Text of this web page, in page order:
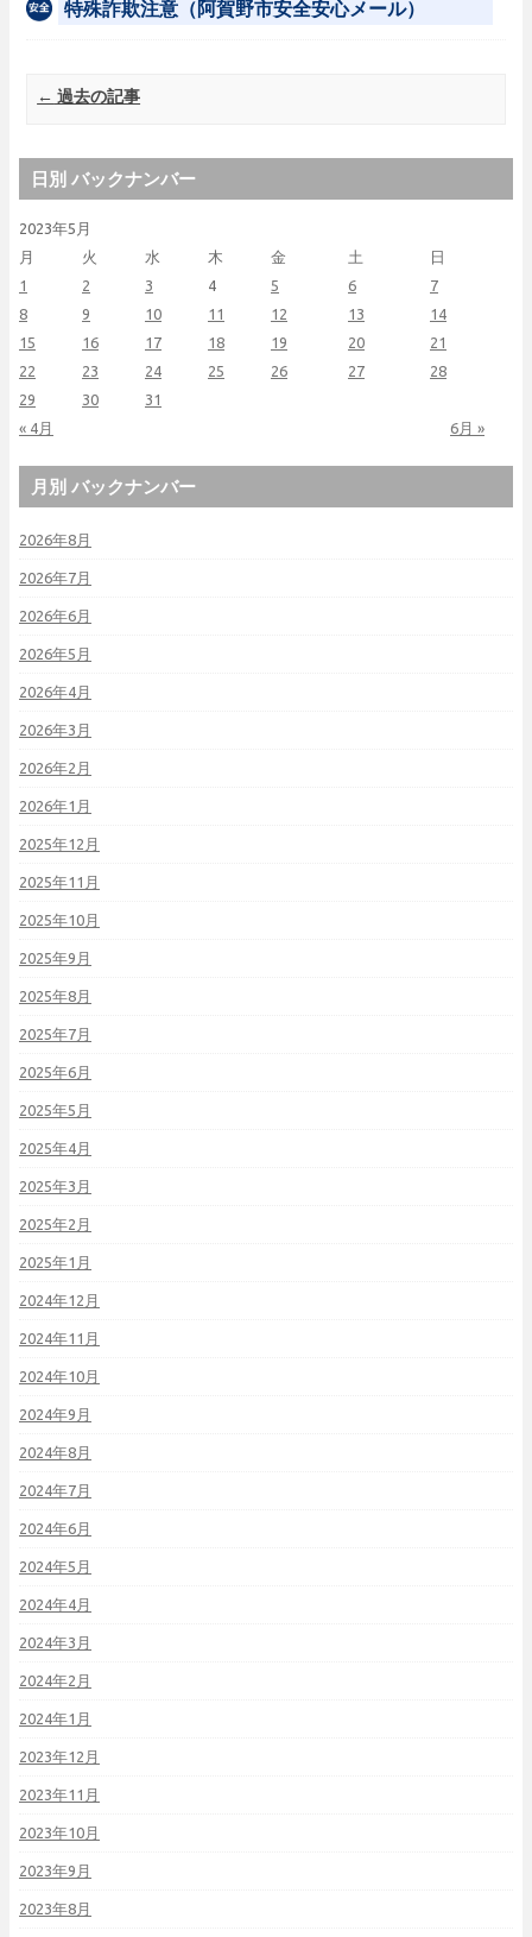
特殊詐欺注意（阿賀野市安全安心メール）
Post navigation
← 過去の記事
日別 バックナンバー
2023年5月
月
火 水 木 金 土 日
« 4月 6月 »
1 2 3 4 5 6
7
8
9 10 11 12 13
14
15
16 17 18 19 20
21
22
23 24 25 26 27
28
29
30 31
月別 バックナンバー
2026年8月
2026年7月
2026年6月
2026年5月
2026年4月
2026年3月
2026年2月
2026年1月
2025年12月
2025年11月
2025年10月
2025年9月
2025年8月
2025年7月
2025年6月
2025年5月
2025年4月
2025年3月
2025年2月
2025年1月
2024年12月
2024年11月
2024年10月
2024年9月
2024年8月
2024年7月
2024年6月
2024年5月
2024年4月
2024年3月
2024年2月
2024年1月
2023年12月
2023年11月
2023年10月
2023年9月
2023年8月